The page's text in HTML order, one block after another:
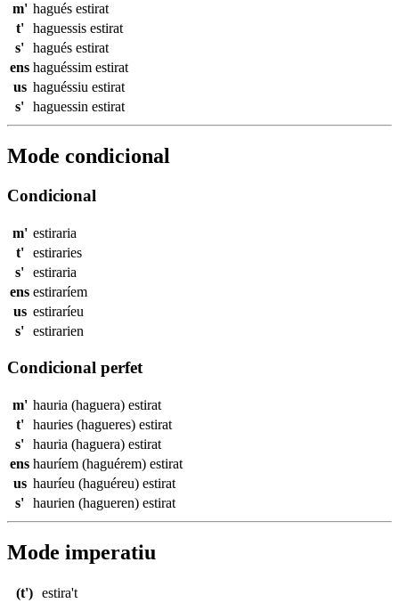
m' hagués estirat
t'
haguessis estirat
s' hagués estirat
ens haguéssim estirat
us haguéssiu estirat
s' haguessin estirat
Mode condicional
Condicional
m' estiraria
t'
estiraries
s' estiraria
ens estiraríem
us estiraríeu
s' estirarien
Condicional perfet
m' hauria (haguera) estirat
t'
hauries (hagueres) estirat
s' hauria (haguera) estirat
ens hauríem (haguérem) estirat
us hauríeu (haguéreu) estirat
s' haurien (hagueren) estirat
Mode imperatiu
(t')
estira't